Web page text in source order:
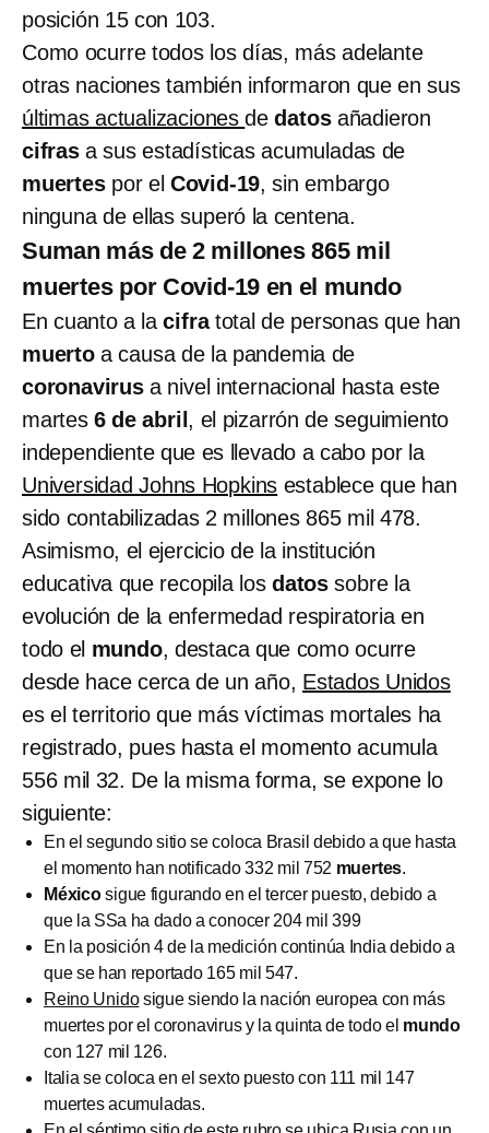
posición 15 con 103.
Como ocurre todos los días, más adelante
otras naciones también informaron que en sus
últimas actualizacionesdedatosañadieron
cifrasa sus estadísticas acumuladas de
muertespor el Covid-19, sin embargo
ninguna de ellas superó la centena.
Suman más de 2 millones 865 mil
muertes por Covid-19 en el mundo
En cuanto a lacifratotal de personas que han
muertoa causa de la pandemia de
coronavirusa nivel internacional hasta este
martes6 de abril , el pizarrón de seguimiento
independiente que es llevado a cabo por la
Universidad Johns Hopkins establece que han
sido contabilizadas 2 millones 865 mil 478.
Asimismo, el ejercicio de la institución
educativa que recopila losdatos sobre la
evolución de la enfermedad respiratoria en
todo el mundo, destaca que como ocurre
desde hace cerca de un año, Estados Unidos
es el territorio que más víctimas mortales ha
registrado, pues hasta el momento acumula
556 mil 32. De la misma forma, se expone lo
siguiente:
En el segundo sitio se coloca Brasil debido a que hasta
el momento han notificado 332 mil 752 muertes.
Méxicosigue figurando en el tercer puesto, debido a
que la SSa ha dado a conocer 204 mil 399
En la posición 4 de la medición continúa India debido a
que se han reportado 165 mil 547.
Reino Unidosigue siendo la nación europea con más
muertes por el coronavirus y la quinta de todo el mundo
con 127 mil 126.
Italia se coloca en el sexto puesto con 111 mil 147
muertes acumuladas.